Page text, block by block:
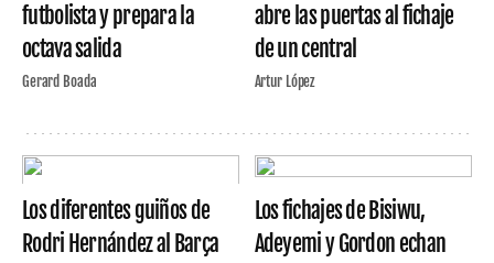
futbolista y prepara la
octava salida
Gerard Boada
abre las puertas al fichaje
de un central
Artur López
Los diferentes guiños de
Rodri Hernández al Barça
Los fichajes de Bisiwu,
Adeyemi y Gordon echan